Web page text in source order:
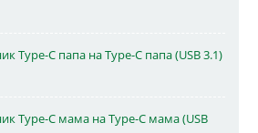
Type-C папа на Type-C папа (USB 3.1)
Type-C мама на Type-C мама (USB